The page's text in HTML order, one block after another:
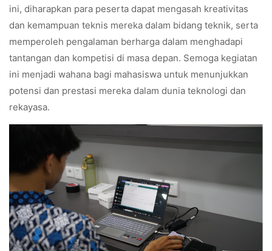
ini, diharapkan para peserta dapat mengasah kreativitas
dan kemampuan teknis mereka dalam bidang teknik, serta
memperoleh pengalaman berharga dalam menghadapi
tantangan dan kompetisi di masa depan. Semoga kegiatan
ini menjadi wahana bagi mahasiswa untuk menunjukkan
potensi dan prestasi mereka dalam dunia teknologi dan
rekayasa.